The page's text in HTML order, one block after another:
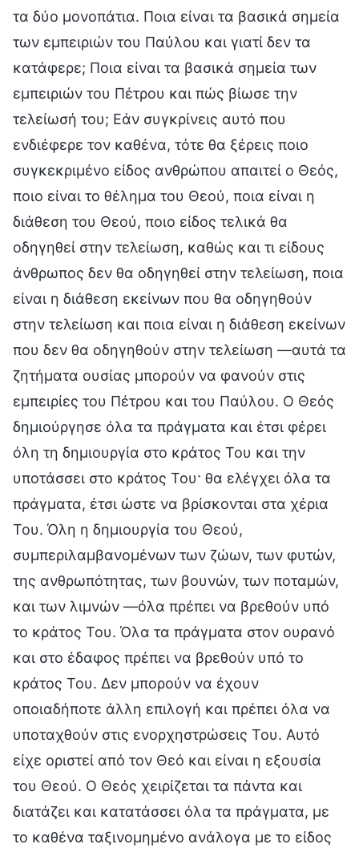
τα δύο μονοπάτια. Ποια είναι τα βασικά σημεία
των εμπειριών του Παύλου και γιατί δεν τα
κατάφερε; Ποια είναι τα βασικά σημεία των
εμπειριών του Πέτρου και πώς βίωσε την
τελείωσή του; Εάν συγκρίνεις αυτό που
ενδιέφερε τον καθένα, τότε θα ξέρεις ποιο
συγκεκριμένο είδος ανθρώπου απαιτεί ο Θεός,
ποιο είναι το θέλημα του Θεού, ποια είναι η
διάθεση του Θεού, ποιο είδος τελικά θα
οδηγηθεί στην τελείωση, καθώς και τι είδους
άνθρωπος δεν θα οδηγηθεί στην τελείωση, ποια
είναι η διάθεση εκείνων που θα οδηγηθούν
στην τελείωση και ποια είναι η διάθεση εκείνων
που δεν θα οδηγηθούν στην τελείωση —αυτά τα
ζητήματα ουσίας μπορούν να φανούν στις
εμπειρίες του Πέτρου και του Παύλου. Ο Θεός
δημιούργησε όλα τα πράγματα και έτσι φέρει
όλη τη δημιουργία στο κράτος Του και την
υποτάσσει στο κράτος Του· θα ελέγχει όλα τα
πράγματα, έτσι ώστε να βρίσκονται στα χέρια
Του. Όλη η δημιουργία του Θεού,
συμπεριλαμβανομένων των ζώων, των φυτών,
της ανθρωπότητας, των βουνών, των ποταμών,
και των λιμνών —όλα πρέπει να βρεθούν υπό
το κράτος Του. Όλα τα πράγματα στον ουρανό
και στο έδαφος πρέπει να βρεθούν υπό το
κράτος Του. Δεν μπορούν να έχουν
οποιαδήποτε άλλη επιλογή και πρέπει όλα να
υποταχθούν στις ενορχηστρώσεις Του. Αυτό
είχε οριστεί από τον Θεό και είναι η εξουσία
του Θεού. Ο Θεός χειρίζεται τα πάντα και
διατάζει και κατατάσσει όλα τα πράγματα, με
το καθένα ταξινομημένο ανάλογα με το είδος